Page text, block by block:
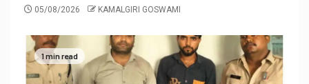
05/08/2026 KAMALGIRI GOSWAMI
1 min read